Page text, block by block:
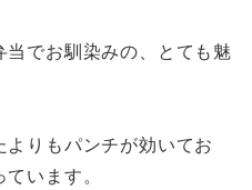
でお馴染みの、とても魅
よりもパンチが効いてお
います。